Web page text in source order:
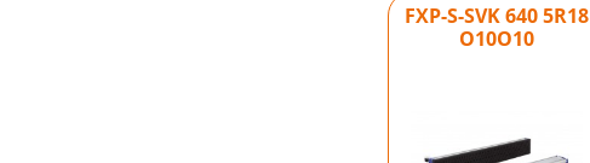
FXP-S-SVK 640 5R18
O10O10